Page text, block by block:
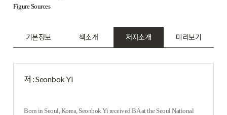
Figure Sources
기본정보 책소개 저자소개 미리보기
저 : Seonbok Yi
Born in Seoul, Korea, Seonbok Yi received BA at the Seoul National